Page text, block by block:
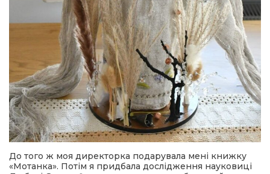
До того ж моя директорка подарувала мені книжку
«Мотанка». Потім я придбала дослідження науковиці